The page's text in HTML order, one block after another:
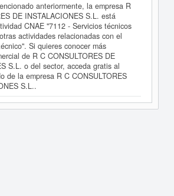
anteriormente, la empresa R
DE INSTALACIONES S.L. está
CNAE "7112 - Servicios técnicos
actividades relacionadas con el
Si quieres conocer más
de R C CONSULTORES DE
S.L. o del sector, acceda gratis al
de la empresa R C CONSULTORES
S.L..